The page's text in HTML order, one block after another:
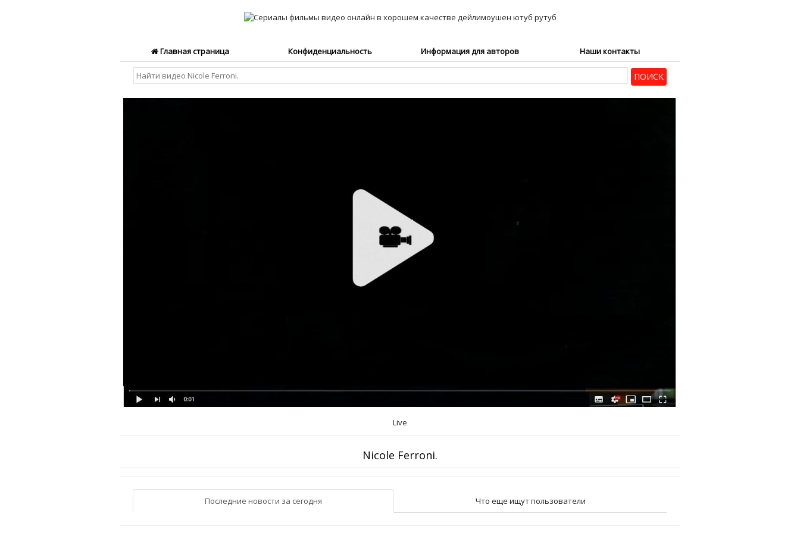
Главная страница Конфиденциальность Информация для авторов Наши контакты
Live
Nicole Ferroni.
Последние новости за сегодня Что еще ищут пользователи